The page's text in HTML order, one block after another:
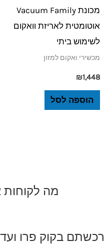
מכונת Vacuum Family
אוטומטית לאריזת וואקום
לשימוש ביתי
מכשירי ואקום למזון
₪1,448
הוספה לסל
מה לקוחות
רכשתם בקוק פרו